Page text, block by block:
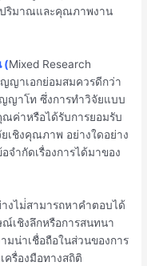
ปริมาณและคุณภาพงาน
(Mixed Research
ญาเอกย่อมสมควรดีกว่า
ญาโท ซึ่งการทำวิจัยแบบ
ค่าหรือได้รับการยอมรับ
เชิงคุณภาพ อย่างใดอย่าง
จำกัดเรื่องการได้มาของ
งไม่่สามารถหาคำตอบได้
เชิงลึกหรือการสนทนา
มน่าเชื่อถือในส่วนของการ
รื่องมือทางสถิติ